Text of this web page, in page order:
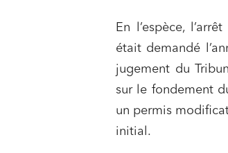
En l’espèce,
était demandé
jugement du
sur le fondement
un permis
initial.
Relations